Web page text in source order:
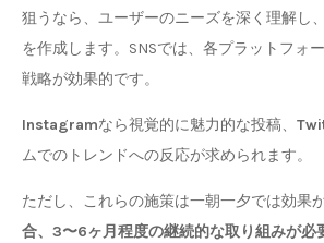
狙うなら、ユーザーのニーズを深く理解し
を作成します。SNSでは、各プラットフォ
戦略が効果的です。
Instagramなら視覚的に魅力的な投稿、
ムでのトレンドへの反応が求められます。
ただし、これらの施策は一朝一夕では効果
合、3〜6ヶ月程度の継続的な取り組みが必